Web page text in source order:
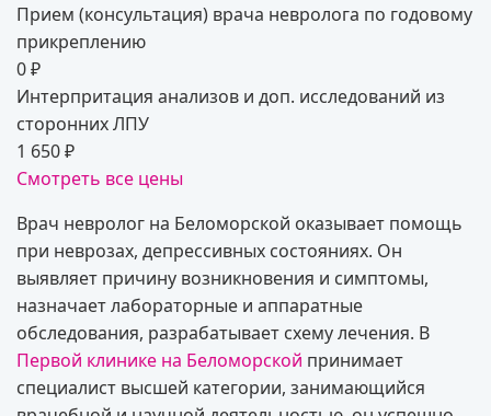
Прием (консультация) врача невролога по годовому
прикреплению
0 ₽
Интерпритация анализов и доп. исследований из
сторонних ЛПУ
1 650 ₽
Смотреть все цены
Врач невролог на Беломорской оказывает помощь
при неврозах, депрессивных состояниях. Он
выявляет причину возникновения и симптомы,
назначает лабораторные и аппаратные
обследования, разрабатывает схему лечения. В
Первой клинике на Беломорской принимает
специалист высшей категории, занимающийся